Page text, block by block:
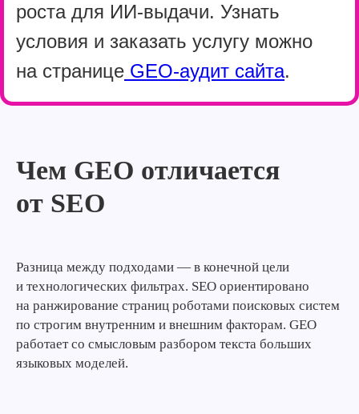
роста для ИИ-выдачи. Узнать
условия и заказать услугу можно
на странице GEO-аудит сайта.
Чем GEO отличается
от SEO
Разница между подходами — в конечной цели
и технологических фильтрах. SEO ориентировано
на ранжирование страниц роботами поисковых систем
по строгим внутренним и внешним факторам. GEO
работает со смысловым разбором текста больших
языковых моделей.